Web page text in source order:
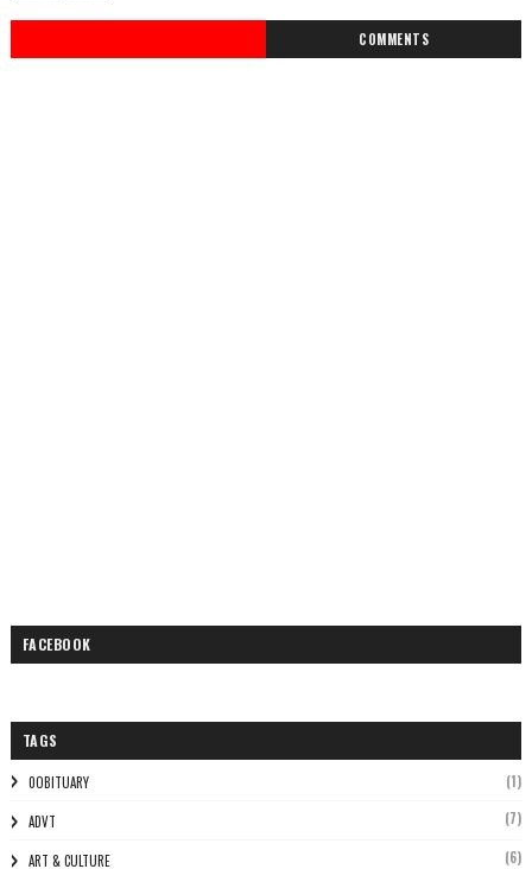
COMMENTS
FACEBOOK
TAGS
0OBITUARY (1)
ADVT (7)
ART & CULTURE (6)